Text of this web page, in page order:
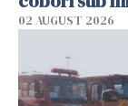
02 AUGUST 2026